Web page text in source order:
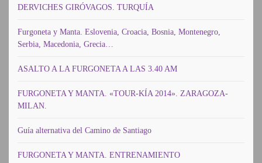
DERVICHES GIRÓVAGOS. TURQUÍA
Furgoneta y Manta. Eslovenia, Croacia, Bosnia, Montenegro,
Serbia, Macedonia, Grecia…
ASALTO A LA FURGONETA A LAS 3.40 AM
FURGONETA Y MANTA. «TOUR-KÍA 2014». ZARAGOZA-
MILAN.
Guía alternativa del Camino de Santiago
FURGONETA Y MANTA. ENTRENAMIENTO